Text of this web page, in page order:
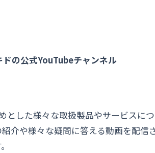
の公式YouTubeチャンネル
とした様々な取扱製品やサービスにつ
紹介や様々な疑問に答える動画を配信